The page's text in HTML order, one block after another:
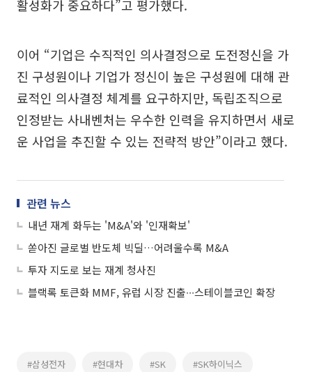
활성화가 중요하다”고 평가했다.
이어 “기업은 수직적인 의사결정으로 도전정신을 가
진 구성원이나 기업가 정신이 높은 구성원에 대해 관
료적인 의사결정 체계를 요구하지만, 독립조직으로
인정받는 사내벤처는 우수한 인력을 유지하면서 새로
운 사업을 추진할 수 있는 전략적 방안”이라고 했다.
관련 뉴스
내년 재계 화두는 'M&A'와 '인재확보'
쏟아진 글로벌 반도체 빅딜…어려울수록 M&A
투자 지도로 보는 재계 청사진
블랙록 토큰화 MMF, 유럽 시장 진출∙∙∙스테이블코인 확장
#삼성전자 #현대차 #SK #SK하이닉스